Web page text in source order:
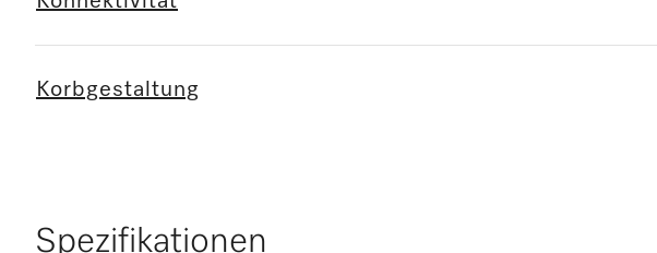
Korbgestaltung
Spezifikationen